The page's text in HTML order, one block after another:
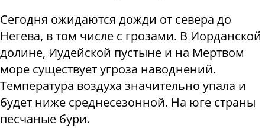
Сегодня ожидаются дожди от севера до
Негева, в том числе с грозами. В Иорданской
долине, Иудейской пустыне и на Мертвом
море существует угроза наводнений.
Температура воздуха значительно упала и
будет ниже среднесезонной. На юге страны
песчаные бури.